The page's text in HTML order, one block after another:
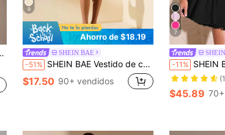
9
Ahorro de $18.19
SHEIN BAE
-51% SHEIN BAE Vestido de cóctel de manga larga y hombros descubiertos con decoración para mujer, para fiestas, noches de citas
$17.50 90+ vendidos
7
-11% SHEIN BAE Vestido de mujer veraniego blanco y
$45.89